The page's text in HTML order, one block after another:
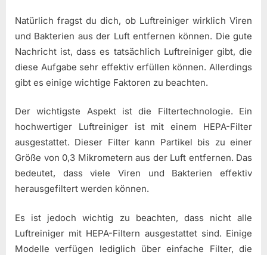
Natürlich fragst du dich, ob Luftreiniger wirklich Viren
und Bakterien aus der Luft entfernen können. Die gute
Nachricht ist, dass es tatsächlich Luftreiniger gibt, die
diese Aufgabe sehr effektiv erfüllen können. Allerdings
gibt es einige wichtige Faktoren zu beachten.
Der wichtigste Aspekt ist die Filtertechnologie. Ein
hochwertiger Luftreiniger ist mit einem HEPA-Filter
ausgestattet. Dieser Filter kann Partikel bis zu einer
Größe von 0,3 Mikrometern aus der Luft entfernen. Das
bedeutet, dass viele Viren und Bakterien effektiv
herausgefiltert werden können.
Es ist jedoch wichtig zu beachten, dass nicht alle
Luftreiniger mit HEPA-Filtern ausgestattet sind. Einige
Modelle verfügen lediglich über einfache Filter, die